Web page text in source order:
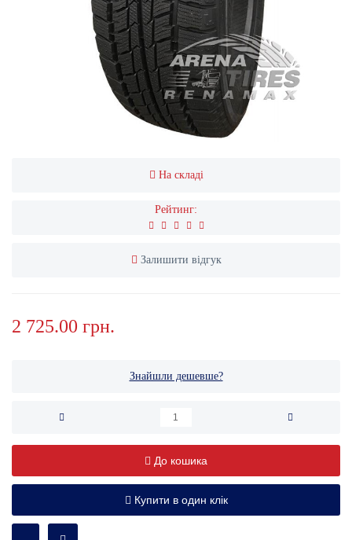
На складі
Рейтинг:
Залишити відгук
2 725.00 грн.
Знайшли дешевше?
До кошика
Купити в один клік